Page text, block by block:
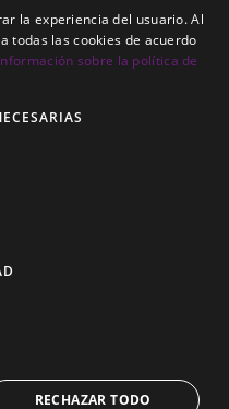
de Paniagua, s/n
ENGLISH
SPANISH
la experiencia del usuario. Al
todas las cookies de acuerdo
sobre la política de
RECHAZAR TODO